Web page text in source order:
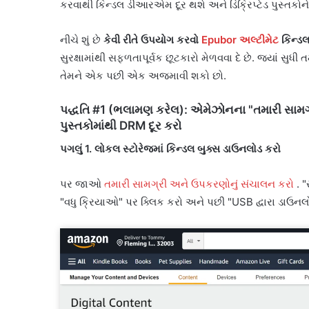
કરવાથી કિન્ડલ ડીઆરએમ દૂર થશે અને ડિક્રિપ્ટેડ
નીચે શું છે કેવી રીતે ઉપયોગ કરવો Epubor અલ્ટીમેટ
સુરક્ષામાંથી સફળતાપૂર્વક છૂટકારો મેળવવા દે છે. જ્યાં સુધી
તેમને એક પછી એક અજમાવી શકો છો.
પદ્ધતિ #1 (ભલામણ કરેલ): એમેઝોનના "તમારી
પુસ્તકોમાંથી DRM દૂર કરો
પગલું 1. લોકલ સ્ટોરેજમાં કિન્ડલ બુક્સ ડાઉનલોડ કરો
પર જાઓ તમારી સામગ્રી અને ઉપકરણોનું સંચાલન કરો .
"વધુ ક્રિયાઓ" પર ક્લિક કરો અને પછી "USB દ્વારા